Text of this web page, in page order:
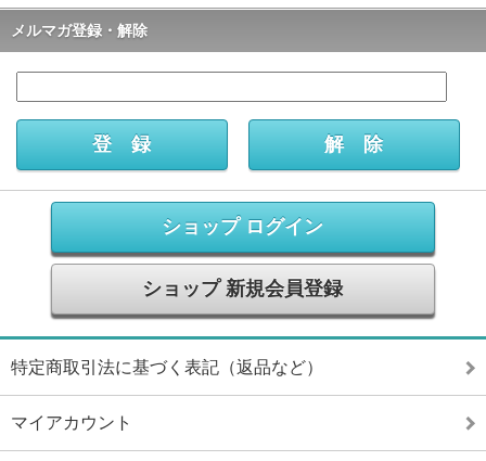
メルマガ登録・解除
ショップ ログイン
ショップ 新規会員登録
特定商取引法に基づく表記（返品など）
マイアカウント